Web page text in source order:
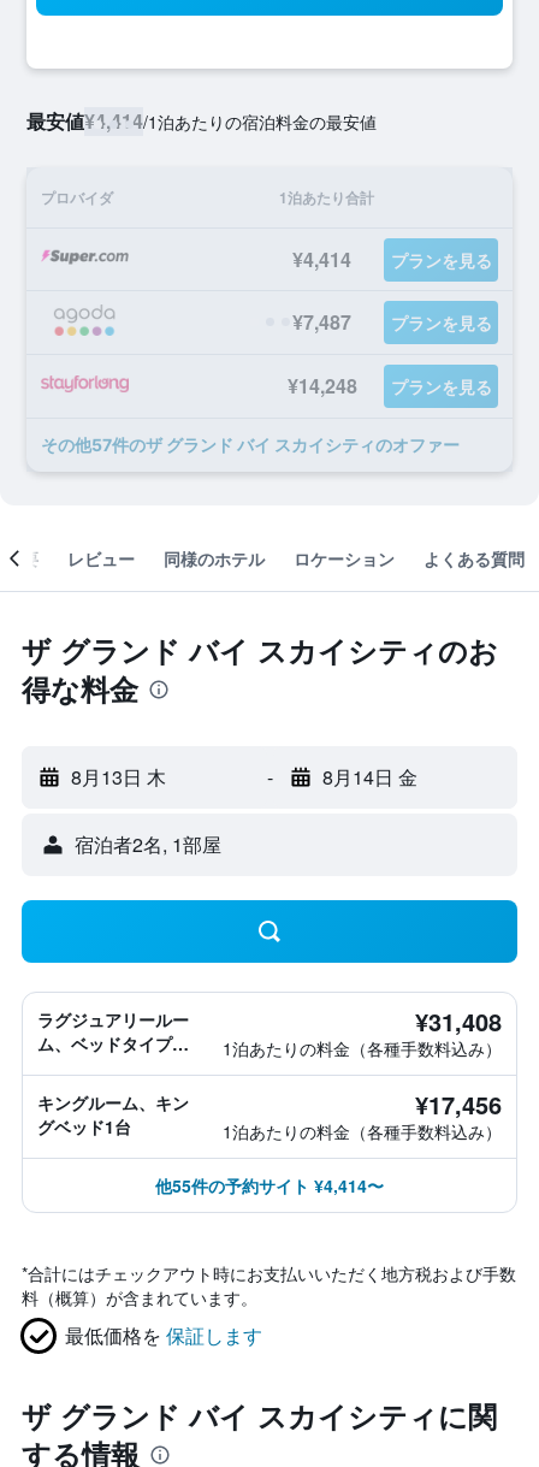
最安値¥4,414/1泊あたりの宿泊料金の最安値
プロバイダ 1泊あたり合計
¥4,414 プランを見る
¥7,487 プランを見る
¥14,248 プランを見る
​その他57​件のザ グランド バイ スカイシティのオファー
概要 レビュー 同様のホテル ロケーション よくある質問
ザ グランド バイ スカイシティのお
得な料金
8月13日 木 - 8月14日 金
宿泊者2名, 1​部屋
ラグジュアリールー
ム、ベッドタイプ情
¥31,408
1泊あたりの料金（各種手数料込み）
キングルーム、キン
グベッド1台
¥17,456
1泊あたりの料金（各種手数料込み）
他55件の予約サイト ¥4,414〜
*合計にはチェックアウト時にお支払いいただく地方税および手数
料（概算）が含まれています。
最低価格を 保証します
ザ グランド バイ スカイシティに関
する情報